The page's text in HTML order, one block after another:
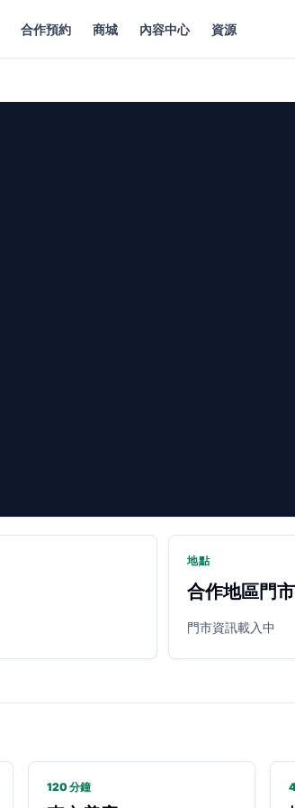
合作預約 商城 內容中心 資源
地點
合作地區門市
門市資訊載入中
120 分鐘